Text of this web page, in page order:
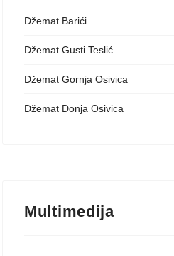
Džemat Barići
Džemat Gusti Teslić
Džemat Gornja Osivica
Džemat Donja Osivica
Multimedija